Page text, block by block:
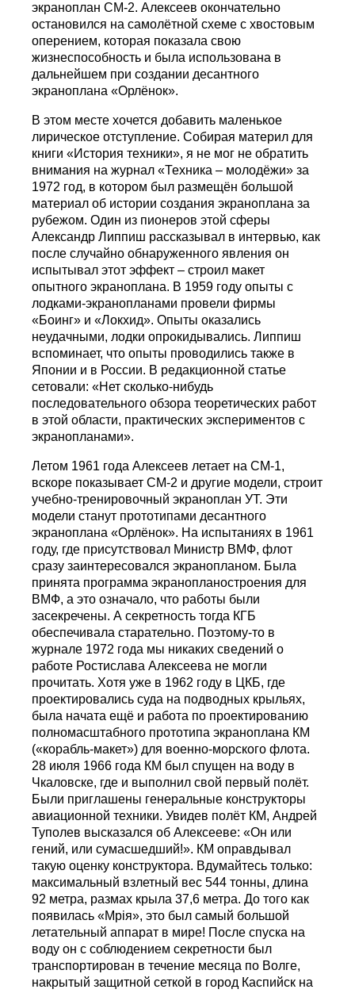
экраноплан СМ-2. Алексеев окончательно
остановился на самолётной схеме с хвостовым
оперением, которая показала свою
жизнеспособность и была использована в
дальнейшем при создании десантного
экраноплана «Орлёнок».
В этом месте хочется добавить маленькое
лирическое отступление. Собирая материл для
книги «История техники», я не мог не обратить
внимания на журнал «Техника – молодёжи» за
1972 год, в котором был размещён большой
материал об истории создания экраноплана за
рубежом. Один из пионеров этой сферы
Александр Липпиш рассказывал в интервью, как
после случайно обнаруженного явления он
испытывал этот эффект – строил макет
опытного экраноплана. В 1959 году опыты с
лодками-экранопланами провели фирмы
«Боинг» и «Локхид». Опыты оказались
неудачными, лодки опрокидывались. Липпиш
вспоминает, что опыты проводились также в
Японии и в России. В редакционной статье
сетовали: «Нет сколько-нибудь
последовательного обзора теоретических работ
в этой области, практических экспериментов с
экранопланами».
Летом 1961 года Алексеев летает на СМ-1,
вскоре показывает СМ-2 и другие модели, строит
учебно-тренировочный экраноплан УТ. Эти
модели станут прототипами десантного
экраноплана «Орлёнок». На испытаниях в 1961
году, где присутствовал Министр ВМФ, флот
сразу заинтересовался экранопланом. Была
принята программа экранопланостроения для
ВМФ, а это означало, что работы были
засекречены. А секретность тогда КГБ
обеспечивала старательно. Поэтому-то в
журнале 1972 года мы никаких сведений о
работе Ростислава Алексеева не могли
прочитать. Хотя уже в 1962 году в ЦКБ, где
проектировались суда на подводных крыльях,
была начата ещё и работа по проектированию
полномасштабного прототипа экраноплана КМ
(«корабль-макет») для военно-морского флота.
28 июля 1966 года КМ был спущен на воду в
Чкаловске, где и выполнил свой первый полёт.
Были приглашены генеральные конструкторы
авиационной техники. Увидев полёт КМ, Андрей
Туполев высказался об Алексееве: «Он или
гений, или сумасшедший!». КМ оправдывал
такую оценку конструктора. Вдумайтесь только:
максимальный взлетный вес 544 тонны, длина
92 метра, размах крыла 37,6 метра. До того как
появилась «Мрiя», это был самый большой
летательный аппарат в мире! После спуска на
воду он с соблюдением секретности был
транспортирован в течение месяца по Волге,
накрытый защитной сеткой в город Каспийск на